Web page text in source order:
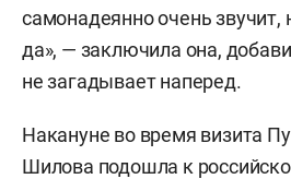
самонадеянно очень звучит,
да», — заключила она,
не загадывает наперед.
Накануне во время визита
Шилова подошла к